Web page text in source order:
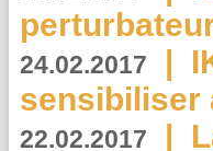
24.02.2017 |
sensibiliser
22.02.2017 |